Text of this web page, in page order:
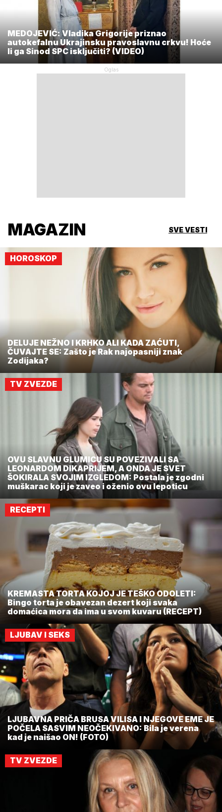
MEDOJEVIĆ: Vladika Grigorije priznao
autokefalnu Ukrajinsku pravoslavnu crkvu! Hoće
li ga Sinod SPC isključiti? (VIDEO)
MAGAZIN SVE VESTI
HOROSKOP
DELUJE NEŽNO I KRHKO ALI KADA ZAĆUTI,
ČUVAJTE SE: Zašto je Rak najopasniji znak
Zodijaka?
TV ZVEZDE
OVU SLAVNU GLUMICU SU POVEZIVALI SA
LEONARDOM DIKAPRIJEM, A ONDA JE SVET
ŠOKIRALA SVOJIM IZGLEDOM: Postala je zgodni
muškarac koji je zaveo i oženio ovu lepoticu
RECEPTI
KREMASTA TORTA KOJOJ JE TEŠKO ODOLETI:
Bingo torta je obavezan dezert koji svaka
domaćica mora da ima u svom kuvaru (RECEPT)
LJUBAV I SEKS
LJUBAVNA PRIČA BRUSA VILISA I NJEGOVE EME JE
POČELA SASVIM NEOČEKIVANO: Bila je verena
kad je naišao ON! (FOTO)
TV ZVEZDE